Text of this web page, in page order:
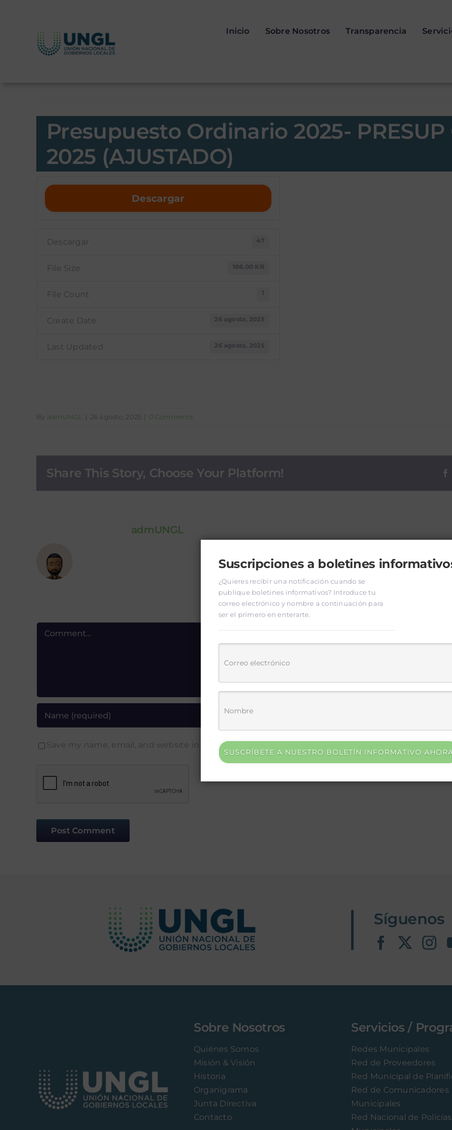
Inicio Sobre Nosotros Transparencia
Presupuesto Ordinario 2025- PRESUP
2025 (AJUSTADO)
Descargar
Descargar 47
File Size 186.00 KB
File Count 1
Create Date 26 agosto, 2025
Last Updated 26 agosto, 2025
By admUNGL 26 agosto, 2025 0 Comments
Share This Story, Choose Your Platform!
admUNGL
Comment
Save my name, email, and website in this browser for the next time I comment.
Síguenos
Sobre Nosotros
Quiénes Somos
Misión & Visión
Historia
Organigrama
Junta Directiva
Contacto
Servicios /
Redes Municipales
Red de Proveedores
Red Municipal de
Red de Comunicadores
Municipales
Red Nacional de Policías
Suscripciones a boletines
¿Quieres recibir una notificación cuando se
publique boletines informativos? Introduce tu
correo electrónico y nombre a continuación para
ser el primero en enterarte.
SUSCRÍBETE A NUESTRO BOLETÍN INFORMATIVO